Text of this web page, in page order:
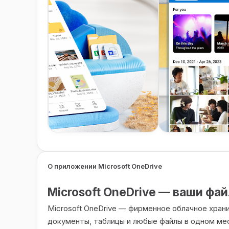
О приложении Microsoft OneDrive
Microsoft OneDrive — ваши
Microsoft OneDrive — фирменное облачное
документы, таблицы и любые файлы в одном